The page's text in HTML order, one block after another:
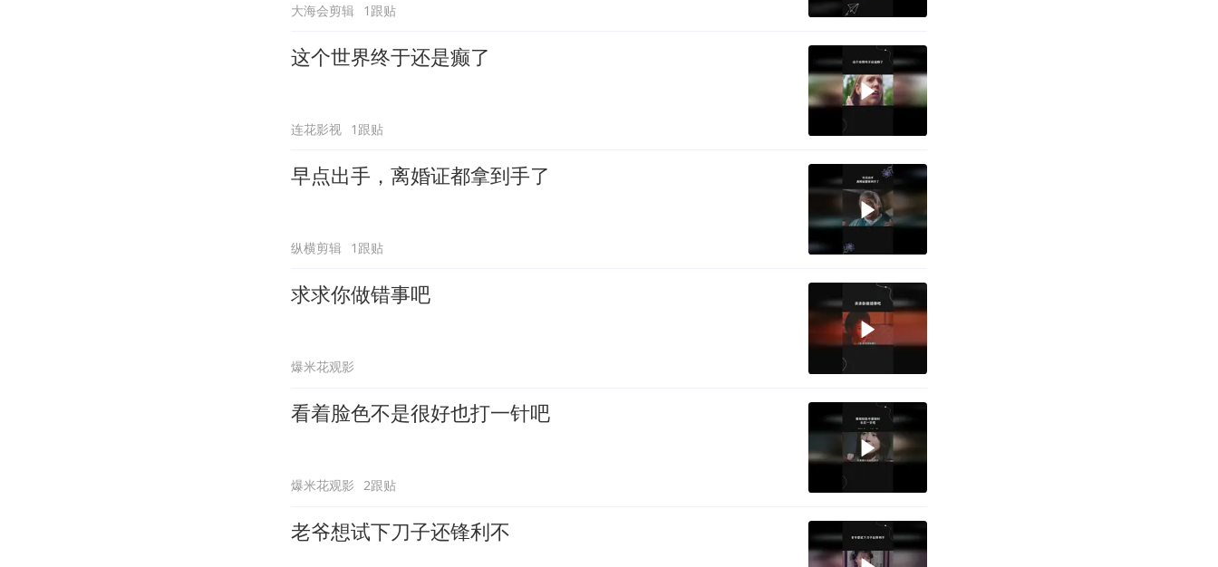
大海会剪辑 1跟贴
这个世界终于还是癫了
连花影视 1跟贴
早点出手，离婚证都拿到手了
纵横剪辑 1跟贴
求求你做错事吧
爆米花观影
看着脸色不是很好也打一针吧
爆米花观影 2跟贴
老爷想试下刀子还锋利不